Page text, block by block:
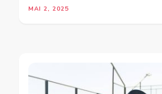
MAI 2, 2025